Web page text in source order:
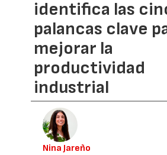
identifica las
palancas clave
mejorar la
productividad
industrial
Nina Jareño